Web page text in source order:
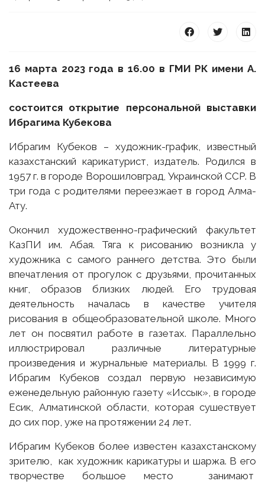
16 марта 2023 года в 16.00 в ГМИ РК имени А.
Кастеева
состоится открытие персональной выставки
Ибрагима Кубекова
Ибрагим Кубеков – художник-график, известный
казахстанский карикатурист, издатель. Родился в
1957 г. в городе Ворошиловград, Украинской ССР. В
три года с родителями переезжает в город Алма-
Ату.
Окончил художественно-графический факультет
КазПИ им. Абая. Тяга к рисованию возникла у
художника с самого раннего детства. Это были
впечатления от прогулок с друзьями, прочитанных
книг, образов близких людей. Его трудовая
деятельность началась в качестве учителя
рисования в общеобразовательной школе. Много
лет он посвятил работе в газетах. Параллельно
иллюстрировал различные литературные
произведения и журнальные материалы. В 1999 г.
Ибрагим Кубеков создал первую независимую
еженедельную районную газету «Иссык», в городе
Есик, Алматинской области, которая сушествует
до сих пор, уже на протяжении 24 лет.
Ибрагим Кубеков более известен казахстанскому
зрителю, как художник карикатуры и шаржа. В его
творчестве большое место занимают